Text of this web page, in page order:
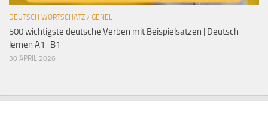
DEUTSCH WORTSCHATZ / GENEL
500 wichtigste deutsche Verben mit Beispielsätzen | Deutsch
lernen A1–B1
30 APRIL 2026